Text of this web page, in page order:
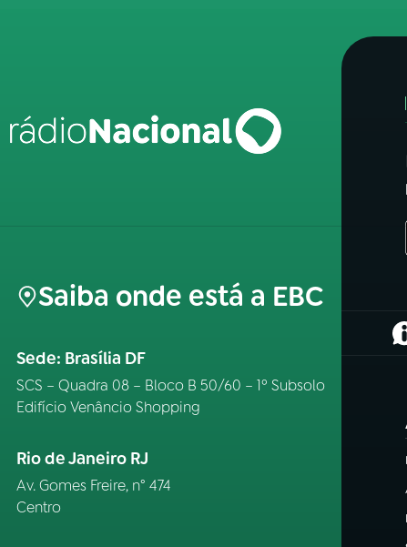
Saiba onde está a EBC
Sede: Brasília DF
SCS – Quadra 08 – Bloco B 50/60 – 1º Subsolo
Edifício Venâncio Shopping
Rio de Janeiro RJ
Av. Gomes Freire, n° 474
Centro